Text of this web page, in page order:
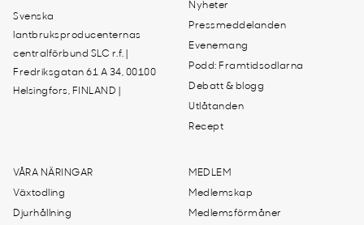
Svenska
lantbruksproducenternas
centralförbund SLC r.f. |
Fredriksgatan 61 A 34, 00100
Helsingfors, FINLAND |
Nyheter
Pressmeddelanden
Evenemang
Podd: Framtidsodlarna
Debatt & blogg
Utlåtanden
Recept
VÅRA NÄRINGAR
Växtodling
Djurhållning
MEDLEM
Medlemskap
Medlemsförmåner